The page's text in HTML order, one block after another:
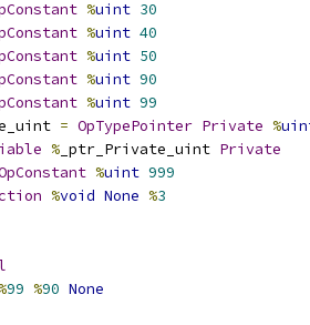
%uint 30
%uint 40
%uint 50
%uint 90
%uint 99
= OpTypePointer Private %
% _ptr_Private_uint Private
%uint 999
%void None %3
%99 %90 None